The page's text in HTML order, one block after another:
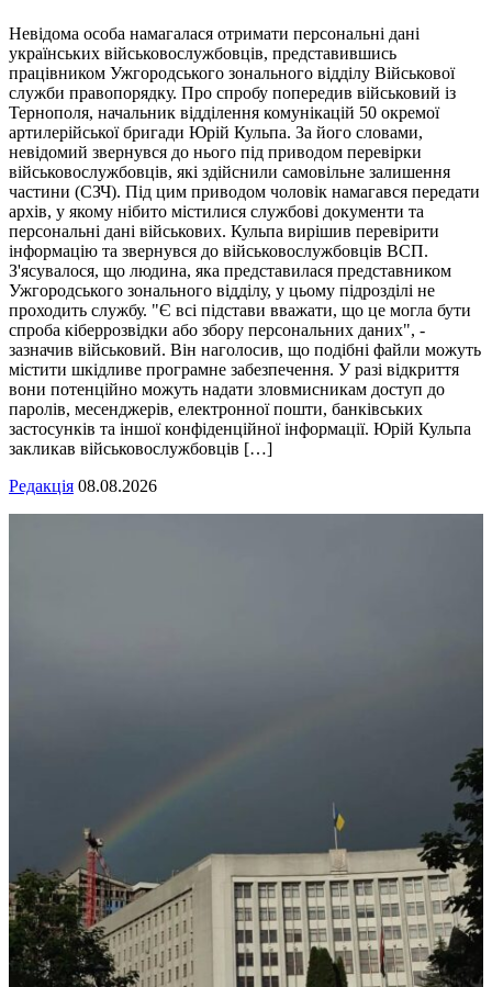
Невідома особа намагалася отримати персональні дані
українських військовослужбовців, представившись
працівником Ужгородського зонального відділу Військової
служби правопорядку. Про спробу попередив військовий із
Тернополя, начальник відділення комунікацій 50 окремої
артилерійської бригади Юрій Кульпа. За його словами,
невідомий звернувся до нього під приводом перевірки
військовослужбовців, які здійснили самовільне залишення
частини (СЗЧ). Під цим приводом чоловік намагався передати
архів, у якому нібито містилися службові документи та
персональні дані військових. Кульпа вирішив перевірити
інформацію та звернувся до військовослужбовців ВСП.
З'ясувалося, що людина, яка представилася представником
Ужгородського зонального відділу, у цьому підрозділі не
проходить службу. "Є всі підстави вважати, що це могла бути
спроба кіберрозвідки або збору персональних даних", -
зазначив військовий. Він наголосив, що подібні файли можуть
містити шкідливе програмне забезпечення. У разі відкриття
вони потенційно можуть надати зловмисникам доступ до
паролів, месенджерів, електронної пошти, банківських
застосунків та іншої конфіденційної інформації. Юрій Кульпа
закликав військовослужбовців […]
Редакція 08.08.2026